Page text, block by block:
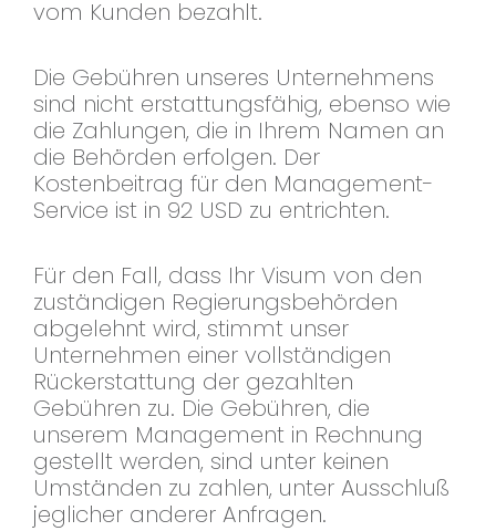
vom Kunden bezahlt.
Die Gebühren unseres Unternehmens
sind nicht erstattungsfähig, ebenso wie
die Zahlungen, die in Ihrem Namen an
die Behörden erfolgen. Der
Kostenbeitrag für den Management-
Service ist in 92 USD zu entrichten.
Für den Fall, dass Ihr Visum von den
zuständigen Regierungsbehörden
abgelehnt wird, stimmt unser
Unternehmen einer vollständigen
Rückerstattung der gezahlten
Gebühren zu. Die Gebühren, die
unserem Management in Rechnung
gestellt werden, sind unter keinen
Umständen zu zahlen, unter Ausschluß
jeglicher anderer Anfragen.